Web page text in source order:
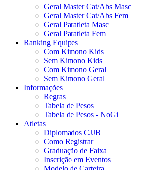
Geral Master Cat/Abs Masc
Geral Master Cat/Abs Fem
Geral Paratleta Masc
Geral Paratleta Fem
Ranking Equipes
Com Kimono Kids
Sem Kimono Kids
Com Kimono Geral
Sem Kimono Geral
Informações
Regras
Tabela de Pesos
Tabela de Pesos - NoGi
Atletas
Diplomados CJJB
Como Registrar
Graduação de Faixa
Inscrição em Eventos
Modelo de Carteira